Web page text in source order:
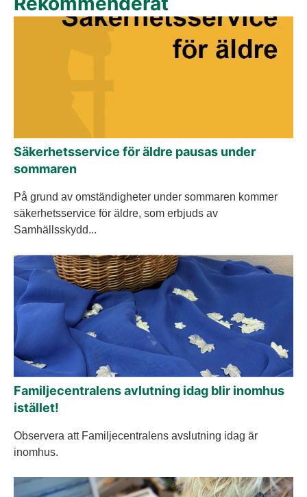
Säkerhetsservice för äldre pausas under
sommaren
På grund av omständigheter under sommaren kommer
säkerhetsservice för äldre, som erbjuds av
Samhällsskydd...
Familjecentralens avlutning idag blir inomhus
istället!
Observera att Familjecentralens avslutning idag är
inomhus.